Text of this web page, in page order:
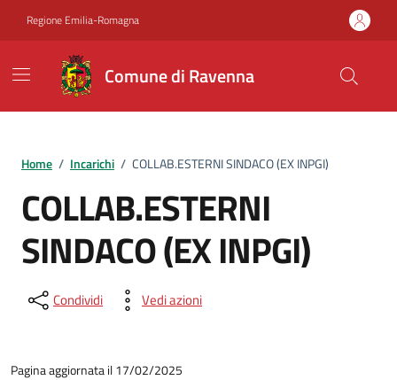
Regione Emilia-Romagna
Comune di Ravenna
Home / Incarichi / COLLAB.ESTERNI SINDACO (EX INPGI)
COLLAB.ESTERNI
SINDACO (EX INPGI)
Condividi Vedi azioni
Pagina aggiornata il 17/02/2025